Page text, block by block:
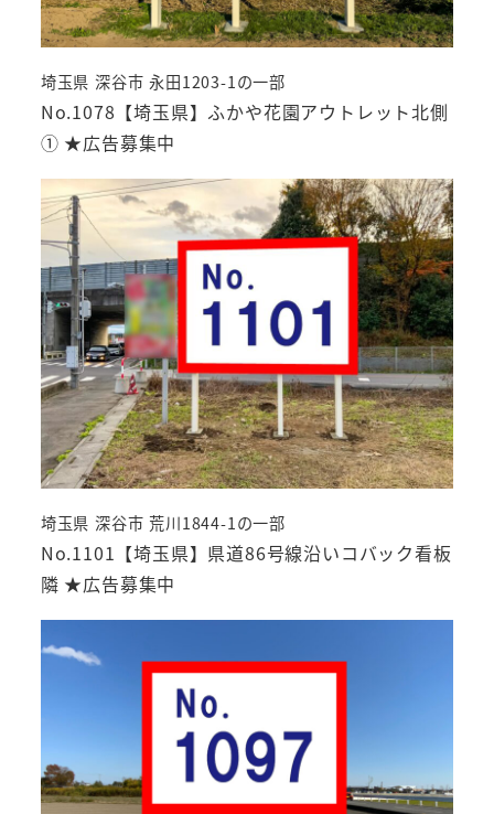
No.1078【埼玉県】ふかや花園アウトレット北側
① ★広告募集中
埼玉県 深谷市 永田1203-1の一部
No.1101【埼玉県】県道86号線沿いコバック看板
隣 ★広告募集中
埼玉県 深谷市 荒川1844-1の一部